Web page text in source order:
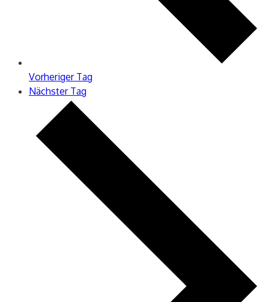
Vorheriger Tag
Nächster Tag